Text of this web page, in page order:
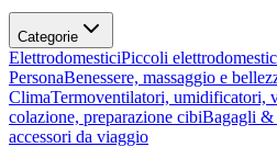
Categorie
ElettrodomesticiPiccoli
PersonaBenessere, massaggio e
ClimaTermoventilatori, umidificatori,
colazione, preparazione cibiBagagli
accessori da viaggio